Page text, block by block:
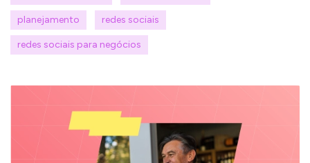
planejamento redes sociais
redes sociais para negócios